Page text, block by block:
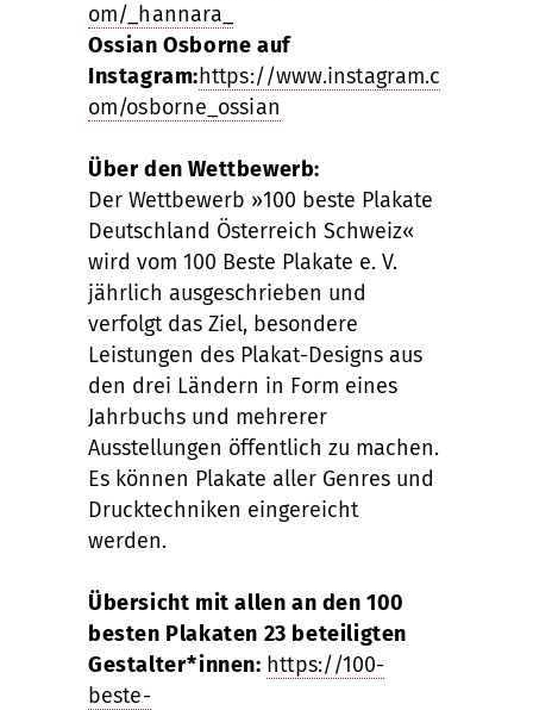
om/_hannara_
Ossian Osborne auf
Instagram:https://www.instagram.c
om/osborne_ossian
Über den Wettbewerb:
Der Wettbewerb »100 beste Plakate
Deutschland Österreich Schweiz«
wird vom 100 Beste Plakate e. V.
jährlich ausgeschrieben und
verfolgt das Ziel, besondere
Leistungen des Plakat-Designs aus
den drei Ländern in Form eines
Jahrbuchs und mehrerer
Ausstellungen öffentlich zu machen.
Es können Plakate aller Genres und
Drucktechniken eingereicht
werden.
Übersicht mit allen an den 100
besten Plakaten 23 beteiligten
Gestalter*innen: https://100-
beste-